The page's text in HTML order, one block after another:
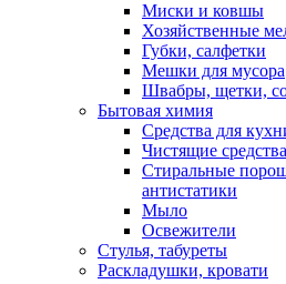
Миски и ковшы
Хозяйственные
Губки, салфетки
Мешки для мусора
Швабры, щетки,
Бытовая химия
Средства для
Чистящие средства
Стиральные
антистатики
Мыло
Освежители
Стулья, табуреты
Раскладушки, кровати